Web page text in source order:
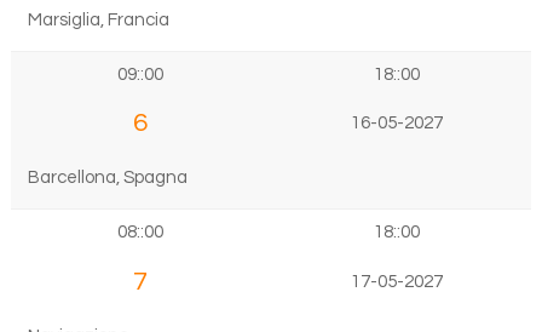
Marsiglia, Francia
09::00 18::00
6 16-05-2027
Barcellona, Spagna
08::00 18::00
7 17-05-2027